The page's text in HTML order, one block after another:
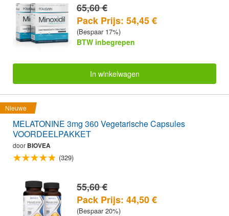
65,60 €
Pack Prijs: 54,45 €
(Bespaar 17%)
BTW inbegrepen
In winkelwagen
Nieuwe
MELATONINE 3mg 360 Vegetarische Capsules
VOORDEELPAKKET
door BIOVEA
(329)
55,60 €
Pack Prijs: 44,50 €
(Bespaar 20%)